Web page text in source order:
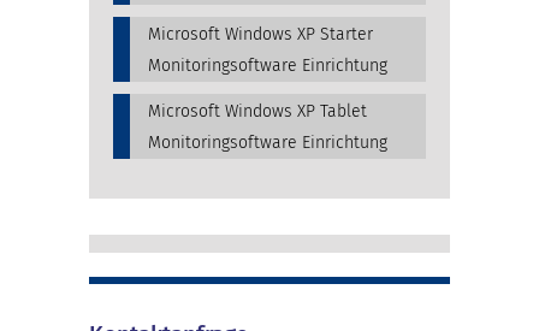
Microsoft Windows XP Starter
Monitoringsoftware Einrichtung
Microsoft Windows XP Tablet
Monitoringsoftware Einrichtung